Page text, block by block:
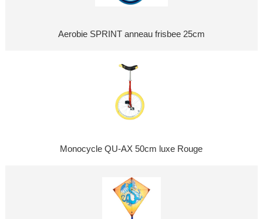
Aerobie SPRINT anneau frisbee 25cm
Monocycle QU-AX 50cm luxe Rouge